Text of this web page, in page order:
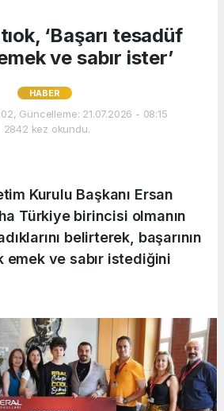
‘Başarı tesadüf
ve sabır ister’
HABER
Güncelleme: 21.07.2026 - 08:15
2842 kez okundu.
Kurulu Başkanı Ersan
Türkiye birincisi olmanın
belirterek, başarının
ve sabır istediğini